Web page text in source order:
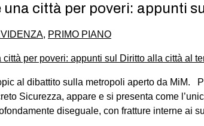
una città per poveri: appunti
, PRIMO PIANO
al dibattito sulla metropoli aperto da MiM.
Sicurezza, appare e si presenta come
diseguale, con fratture interne ai